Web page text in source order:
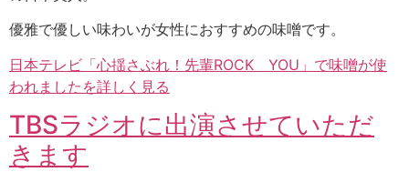
優雅で優しい味わいが女性におすすめの味噌です。
日本テレビ「心揺さぶれ！先輩ROCK YOU」で味噌が使
われましたを詳しく見る
TBSラジオに出演させていただ
きます